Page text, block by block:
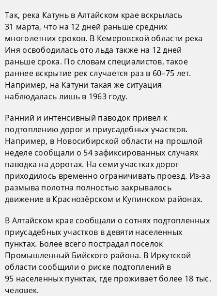
Так, река Катунь в Алтайском крае вскрылась
31 марта, что на 12 дней раньше средних
многолетних сроков. В Кемеровской области река
Иня освободилась ото льда также на 12 дней
раньше срока. По словам специалистов, такое
раннее вскрытие рек случается раз в 60–75 лет.
Например, на Катуни такая же ситуация
наблюдалась лишь в 1963 году.
Ранний и интенсивный паводок привел к
подтоплению дорог и приусадебных участков.
Например, в Новосибирской области на прошлой
неделе сообщали о 54 зафиксированных случаях
паводка на дорогах. На семи участках дорог
приходилось временно ограничивать проезд. Из-за
размыва полотна полностью закрывалось
движение в Краснозёрском и Купинском районах.
В Алтайском крае сообщали о сотнях подтопленных
приусадебных участков в девяти населенных
пунктах. Более всего пострадал поселок
Промышленный Бийского района. В Иркутской
области сообщили о риске подтоплений в
95 населенных пунктах, где проживает более 18 тыс.
человек.